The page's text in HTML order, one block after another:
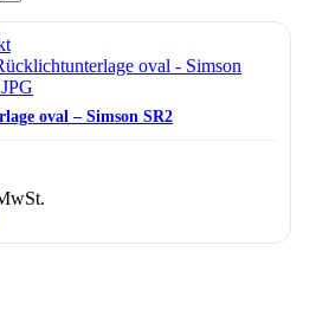
oval – Simson SR2